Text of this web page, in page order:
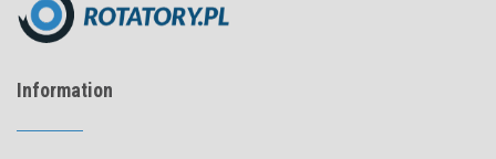
Information